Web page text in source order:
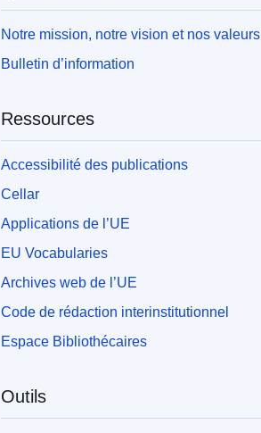
Notre mission, notre vision et nos valeurs
Bulletin d’information
Ressources
Accessibilité des publications
Cellar
Applications de l’UE
EU Vocabularies
Archives web de l’UE
Code de rédaction interinstitutionnel
Espace Bibliothécaires
Outils